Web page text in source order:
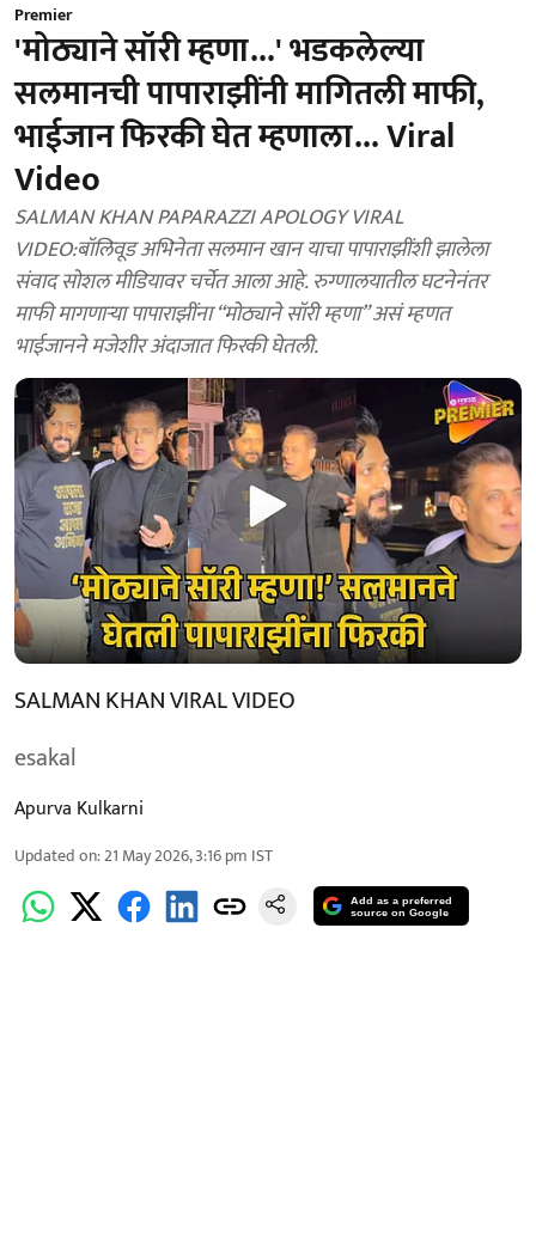
Premier
'मोठ्याने सॉरी म्हणा...' भडकलेल्या
सलमानची पापाराझींनी मागितली माफी,
भाईजान फिरकी घेत म्हणाला... Viral
Video
SALMAN KHAN PAPARAZZI APOLOGY VIRAL
VIDEO:बॉलिवूड अभिनेता सलमान खान याचा पापाराझींशी झालेला
संवाद सोशल मीडियावर चर्चेत आला आहे. रुग्णालयातील घटनेनंतर
माफी मागणाऱ्या पापाराझींना “मोठ्याने सॉरी म्हणा” असं म्हणत
भाईजानने मजेशीर अंदाजात फिरकी घेतली.
SALMAN KHAN VIRAL VIDEO
esakal
Apurva Kulkarni
Updated on:21 May 2026, 3:16 pm IST
Add as a preferred
source on Google